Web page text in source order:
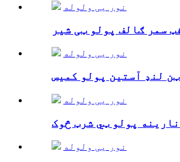
نور یی ولوله
نور یی ولوله
نور یی ولوله
نور یی ولوله